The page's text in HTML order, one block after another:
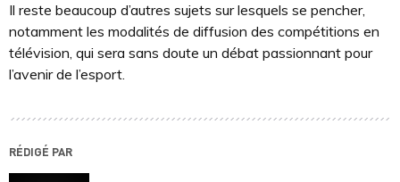
Il reste beaucoup d’autres sujets sur lesquels se pencher,
notamment les modalités de diffusion des compétitions en
télévision, qui sera sans doute un débat passionnant pour
l’avenir de l’esport.
RÉDIGÉ PAR